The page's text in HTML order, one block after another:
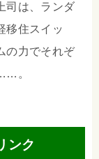
司は、ランダ
移住スイッ
の力でそれぞ
。
ンク